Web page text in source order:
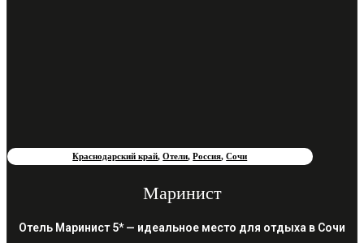
Краснодарский край,Отели,Россия,Сочи
Маринист
Отель Маринист 5* — идеальное место для отдыха в Сочи